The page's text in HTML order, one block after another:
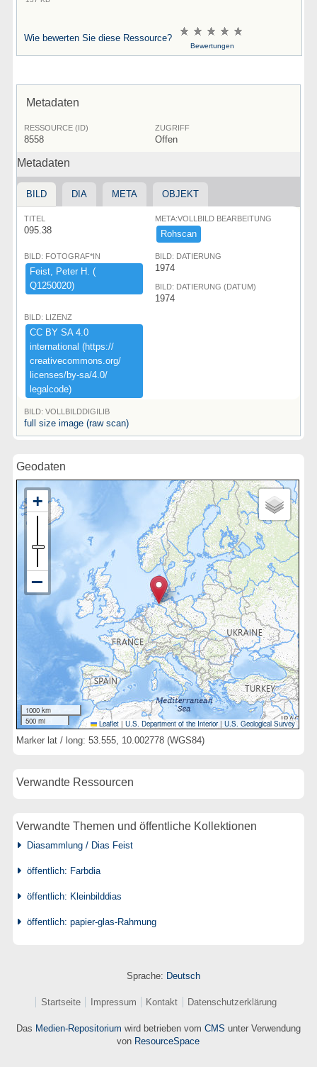
Wie bewerten Sie diese Ressource?
Bewertungen
Metadaten
RESSOURCE (ID)
8558
ZUGRIFF
Offen
Metadaten
BILD DIA META OBJEKT
TITEL
095.38
META:VOLLBILD BEARBEITUNG
Rohscan
BILD: FOTOGRAF*IN
Feist,​ ​Peter ​H.​ ​(​
Q1250020)​
BILD: DATIERUNG
1974
BILD: DATIERUNG (DATUM)
1974
BILD: LIZENZ
CC ​BY ​SA ​4.​0 ​
international ​(​https:​/​/​
creativecommons.​org/​
licenses/​by-​sa/​4.​0/​
legalcode)​
BILD: VOLLBILDDIGILIB
full size image (raw scan)
Geodaten
1000 km
500 mi
Leaflet | U.S. Department of the Interior|U.S. Geological Survey
Marker lat / long: 53.555, 10.002778 (WGS84)
Verwandte Ressourcen
Verwandte Themen und öffentliche Kollektionen
Diasammlung / Dias Feist
öffentlich: Farbdia
öffentlich: Kleinbilddias
öffentlich: papier-glas-Rahmung
Sprache: Deutsch
Startseite Impressum Kontakt Datenschutzerklärung
Das Medien-Repositorium wird betrieben vom CMS unter Verwendung
von ResourceSpace